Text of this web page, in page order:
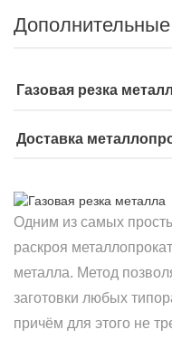
Дополнительные
Газовая резка
Доставка
Одним из самых
раскроя
металла. Метод
заготовки любых
причём для этого не